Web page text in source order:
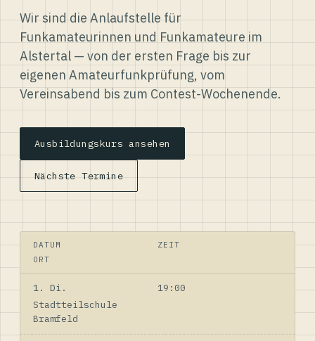
Wir sind die Anlaufstelle für
Funkamateurinnen und Funkamateure im
Alstertal — von der ersten Frage bis zur
eigenen Amateurfunkprüfung, vom
Vereinsabend bis zum Contest-Wochenende.
Ausbildungskurs ansehen
Nächste Termine
DATUM
ZEIT
ORT
1. Di.
19:00
Stadtteilschule
Bramfeld